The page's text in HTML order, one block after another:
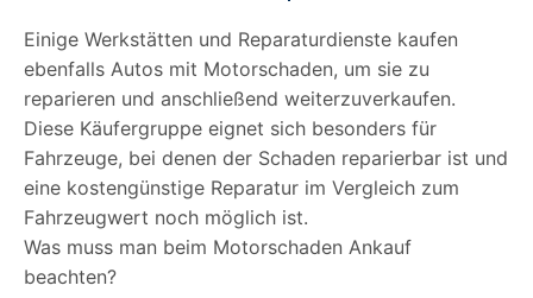
Einige Werkstätten und Reparaturdienste kaufen
ebenfalls Autos mit Motorschaden, um sie zu
reparieren und anschließend weiterzuverkaufen.
Diese Käufergruppe eignet sich besonders für
Fahrzeuge, bei denen der Schaden reparierbar ist und
eine kostengünstige Reparatur im Vergleich zum
Fahrzeugwert noch möglich ist.
Was muss man beim Motorschaden Ankauf
beachten?